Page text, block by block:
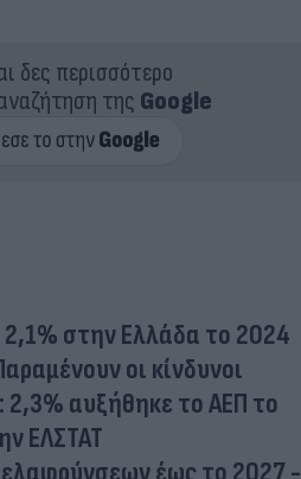
δες περισσότερο
της Google
στην Ελλάδα το 2024
οι κίνδυνοι
2,3% αυξήθηκε το ΑΕΠ το
ΕΛΣΤΑΤ
έως το 2027 -